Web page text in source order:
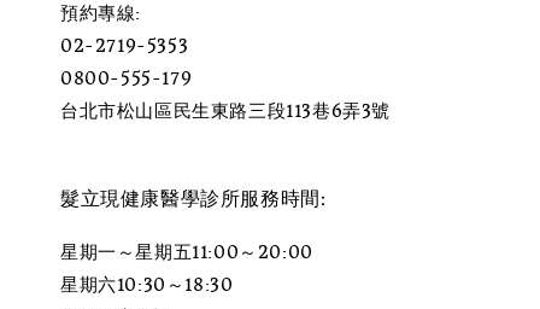
預約專線:
02-2719-5353
0800-555-179
台北市松山區民生東路三段113巷6弄3號
髮立現健康醫學診所服務時間:
星期一～星期五11:00～20:00
星期六10:30～18:30